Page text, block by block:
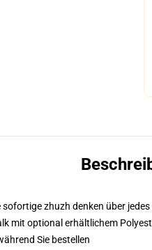
zhuzh denken über jedes
mit optional erhältlichem
Sie bestellen